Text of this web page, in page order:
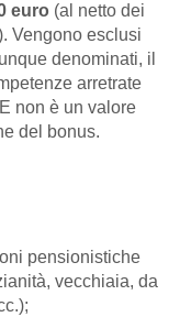
euro (al netto dei
Vengono esclusi
denominati, il
arretrate
non è un valore
del bonus.
pensionistiche
vecchiaia, da